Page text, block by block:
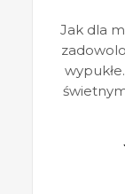
Jak dla